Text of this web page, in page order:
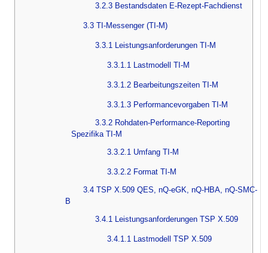
3.2.3 Bestandsdaten E-Rezept-Fachdienst
3.3 TI-Messenger (TI-M)
3.3.1 Leistungsanforderungen TI-M
3.3.1.1 Lastmodell TI-M
3.3.1.2 Bearbeitungszeiten TI-M
3.3.1.3 Performancevorgaben TI-M
3.3.2 Rohdaten-Performance-Reporting
Spezifika TI-M
3.3.2.1 Umfang TI-M
3.3.2.2 Format TI-M
3.4 TSP X.509 QES, nQ-eGK, nQ-HBA, nQ-SMC-
B
3.4.1 Leistungsanforderungen TSP X.509
3.4.1.1 Lastmodell TSP X.509